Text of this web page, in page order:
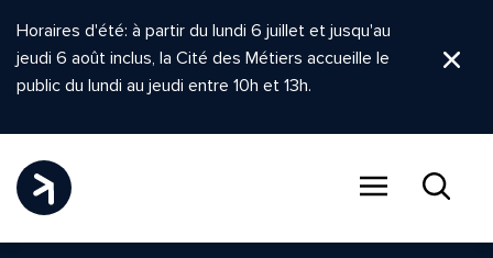
Horaires d'été: à partir du lundi 6 juillet et jusqu'au
jeudi 6 août inclus, la Cité des Métiers accueille le
public du lundi au jeudi entre 10h et 13h.